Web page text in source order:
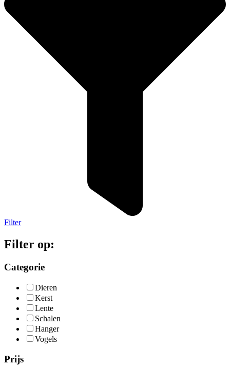
Filter
Filter op:
Categorie
Dieren
Kerst
Lente
Schalen
Hanger
Vogels
Prijs